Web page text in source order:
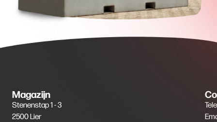
Magazijn
Stenenstap 1 - 3
2500 Lier